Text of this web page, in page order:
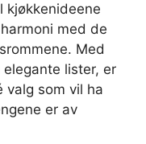
kjøkkenideene
med de
Med
lister, er
valg som vil ha
er av